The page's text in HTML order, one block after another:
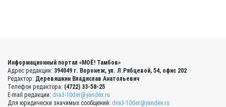
Информационный портал «МОЁ! Тамбов»
Адрес редакции: 394049 г. Воронеж, ул. Л.Рябцевой, 54, офис 202
Редактор: Деревяшкин Владислав Анатольевич
Телефон редактора: (4722) 33-58-25
E-mail редакции: dva3-10der@yandex.ru
Для юридически значимых сообщений: dva3-10der@yandex.ru